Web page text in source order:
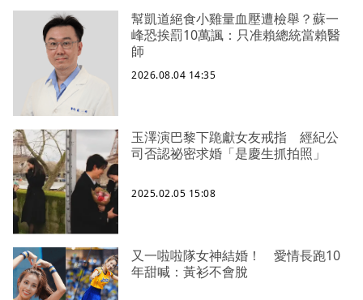
幫凱道絕食小雞量血壓遭檢舉？蘇一
峰恐挨罰10萬諷：只准賴總統當賴醫
師
2026.08.04 14:35
玉澤演巴黎下跪獻女友戒指 經紀公
司否認祕密求婚「是慶生抓拍照」
2025.02.05 15:08
又一啦啦隊女神結婚！ 愛情長跑10
年甜喊：黃衫不會脫